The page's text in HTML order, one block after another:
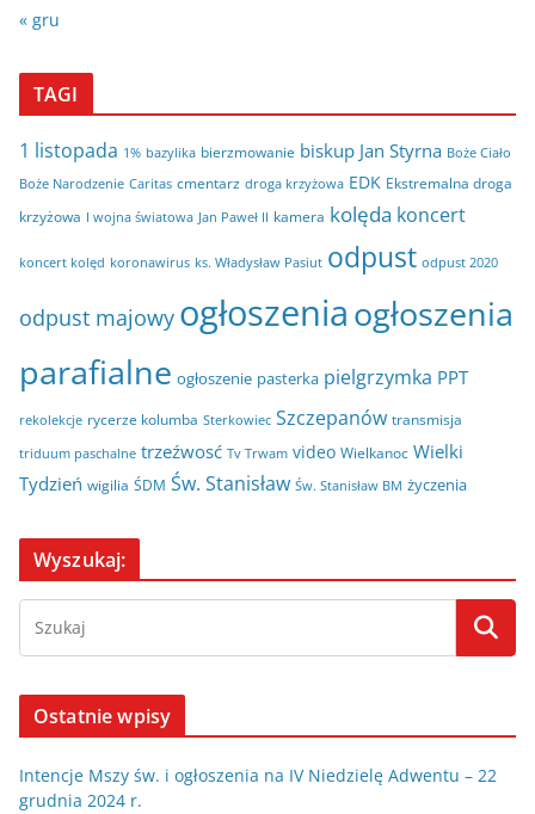
« gru
TAGI
1 listopada 1% bazylika bierzmowanie biskup Jan Styrna Boże Ciało
Boże Narodzenie Caritas cmentarz droga krzyżowa EDK Ekstremalna droga
krzyżowa I wojna światowa Jan Paweł II kamera kolęda koncert
koncert kolęd koronawirus ks. Władysław Pasiut odpust odpust 2020
odpust majowy ogłoszeniaogłoszenia
parafialne ogłoszenie pasterka pielgrzymka PPT
rekolekcje rycerze kolumba Sterkowiec Szczepanów transmisja
triduum paschalne trzeźwosć Tv Trwam video Wielkanoc Wielki
Tydzień wigilia ŚDM Św. Stanisław Św. Stanisław BM życzenia
Wyszukaj:
Ostatnie wpisy
Intencje Mszy św. i ogłoszenia na IV Niedzielę Adwentu – 22
grudnia 2024 r.